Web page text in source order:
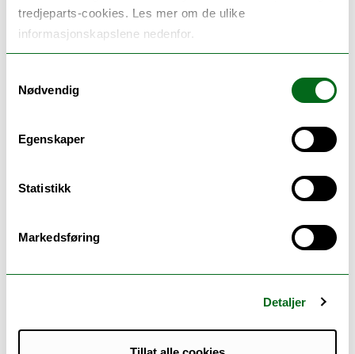
tredjeparts-cookies. Les mer om de ulike
informasjonskapslene nedenfor.
Nødvendig
Egenskaper
Statistikk
Markedsføring
Detaljer
Nordlige hager -